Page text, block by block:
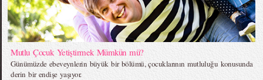
Mutlu Çocuk Yetiştirmek Mümkün mü?
Günümüzde ebeveynlerin büyük bir bölümü, çocuklarının mutluluğu konusunda
derin bir endişe yaşıyor.